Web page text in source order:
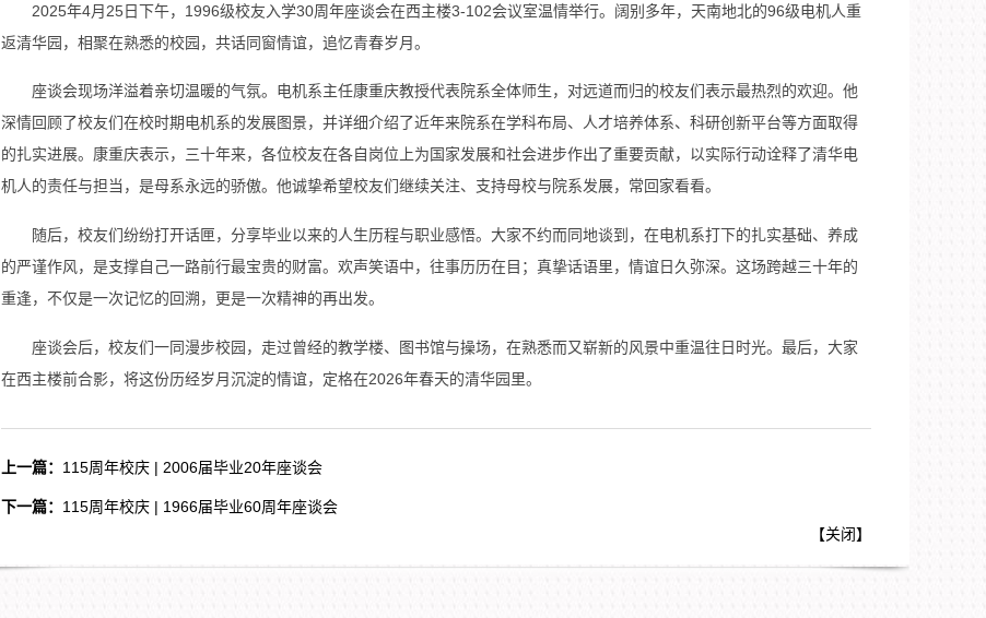
2025年4月25日下午，1996级校友入学30周年座谈会在西主楼3-102会议室温情举行。阔别多年，天南地北的96级电机人重
返清华园，相聚在熟悉的校园，共话同窗情谊，追忆青春岁月。
座谈会现场洋溢着亲切温暖的气氛。电机系主任康重庆教授代表院系全体师生，对远道而归的校友们表示最热烈的欢迎。他
深情回顾了校友们在校时期电机系的发展图景，并详细介绍了近年来院系在学科布局、人才培养体系、科研创新平台等方面取得
的扎实进展。康重庆表示，三十年来，各位校友在各自岗位上为国家发展和社会进步作出了重要贡献，以实际行动诠释了清华电
机人的责任与担当，是母系永远的骄傲。他诚挚希望校友们继续关注、支持母校与院系发展，常回家看看。
随后，校友们纷纷打开话匣，分享毕业以来的人生历程与职业感悟。大家不约而同地谈到，在电机系打下的扎实基础、养成
的严谨作风，是支撑自己一路前行最宝贵的财富。欢声笑语中，往事历历在目；真挚话语里，情谊日久弥深。这场跨越三十年的
重逢，不仅是一次记忆的回溯，更是一次精神的再出发。
座谈会后，校友们一同漫步校园，走过曾经的教学楼、图书馆与操场，在熟悉而又崭新的风景中重温往日时光。最后，大家
在西主楼前合影，将这份历经岁月沉淀的情谊，定格在2026年春天的清华园里。
上一篇： 115周年校庆 | 2006届毕业20年座谈会
下一篇： 115周年校庆 | 1966届毕业60周年座谈会
【关闭】